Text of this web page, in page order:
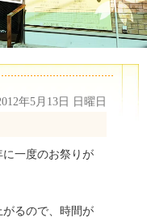
年5月13日 日曜日
に一度のお祭りが
るので、時間が